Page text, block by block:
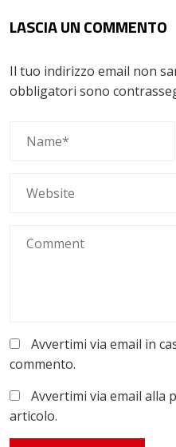
LASCIA UN COMMENTO
Il tuo indirizzo email non
obbligatori sono
Avvertimi via email in
commento.
Avvertimi via email alla
articolo.